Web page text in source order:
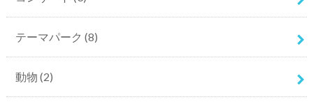
テーマパーク (8)
動物 (2)